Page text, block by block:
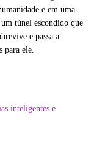
e em uma
túnel escondido que
e passa a
para ele.
inteligentes e